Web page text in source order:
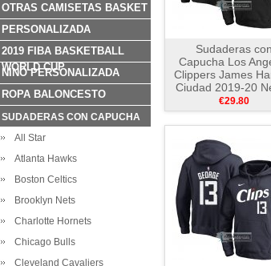
OTRAS CAMISETAS BASKET
PERSONALIZADA
2019 FIBA BASKETBALL
WORLD CUP
NINO PERSONALIZADA
ROPA BALONCESTO
SUDADERAS CON CAPUCHA
All Star
Atlanta Hawks
Boston Celtics
Brooklyn Nets
Charlotte Hornets
Chicago Bulls
Cleveland Cavaliers
Sudaderas con
Capucha Los
Clippers James
Ciudad 2019-20
€29.80